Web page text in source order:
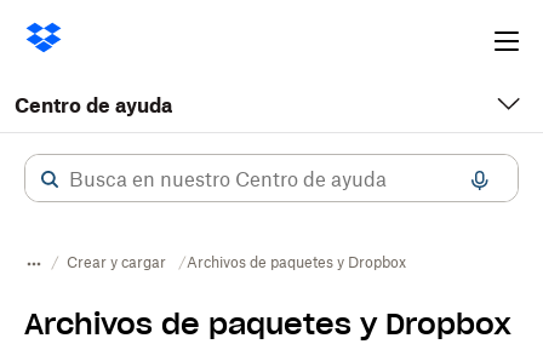
Centro de ayuda
Crear y cargar Archivos de paquetes y Dropbox
Archivos de paquetes y Dropbox